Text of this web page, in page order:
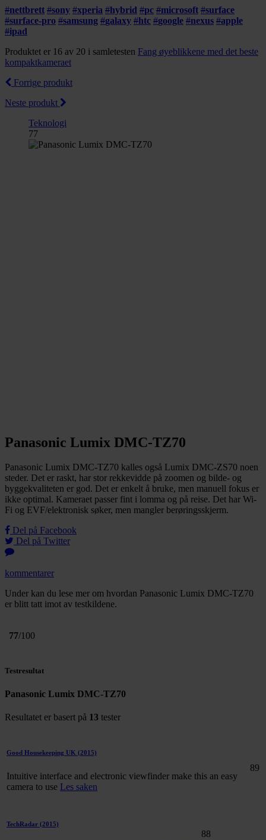
#nettbrett #sony #xperia #hybrid #pc #microsoft #surface
#surface-pro #samsung #galaxy #htc #google #nexus #apple
#ipad
Produktet er 16 av 20 i samletesten Fang øyeblikkene med det beste
kompaktkameraet
Forrige produkt
Neste produkt
Teknologi
77
Panasonic Lumix DMC-TZ70
Panasonic Lumix DMC-TZ70 kalles også Lumix DMC-ZS70 noen
steder. Det er raskt, har stor rekkevidde på zoomen og bilde- og
byggekvaliteten er god. Det er enkelt å bruke, men manuell fokus er
ikke optimal. Kameraet passer fint i lomma og på reise. Det har Wi-
Fi og EVF/elektronisk søker, men mangler berøringsskjerm.
Del på Facebook
Del på Twitter
kommentarer
Under kan du lese mer om hvordan Panasonic Lumix DMC-TZ70
er blitt tatt imot av testkildene.
77/100
Testresultat
Panasonic Lumix DMC-TZ70
Resultatet er basert på 13 tester
Good Housekeeping UK (2015)
Intuitive interface and electronic viewfinder make this an easy
camera to use Les saken
89
TechRadar (2015)
88